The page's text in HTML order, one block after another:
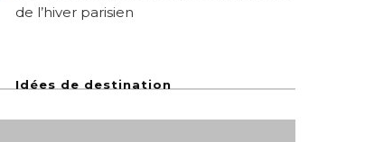
de l’hiver parisien
Idées de destination